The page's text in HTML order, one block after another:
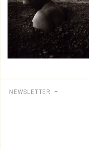
NEWSLETTER